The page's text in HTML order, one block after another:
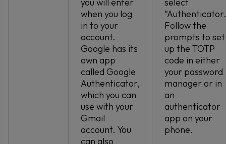
when you log
in to your
account.
Google has its
own app
called Google
Authenticator,
which you can
use with your
Gmail
account. You
can also
Follow the
prompts to set
up the TOTP
code in either
your password
manager or in
an
authenticator
app on your
phone.